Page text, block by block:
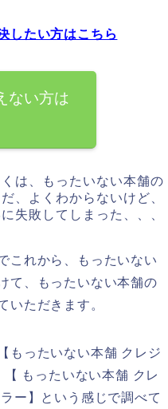
したい方はこちら
ない方は
は、もったいない本舗の
、よくわからないけど、
失敗してしまった、、、
これから、もったいない
て、もったいない本舗の
いただきます。
もったいない本舗 クレジ
もったいない本舗 クレ
ー】という感じで調べて